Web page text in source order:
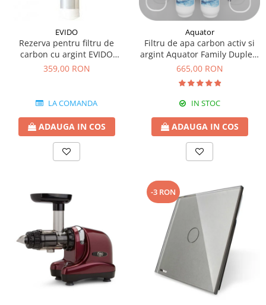
EVIDO
Rezerva pentru filtru de
carbon cu argint EVIDO
GREEN pentru bateriile de
359,00 RON
LA COMANDA
ADAUGA IN COS
Aquator
Filtru de apa carbon activ si
argint Aquator Family Duplex-
5000-8000 lt
665,00 RON
IN STOC
ADAUGA IN COS
-3 RON